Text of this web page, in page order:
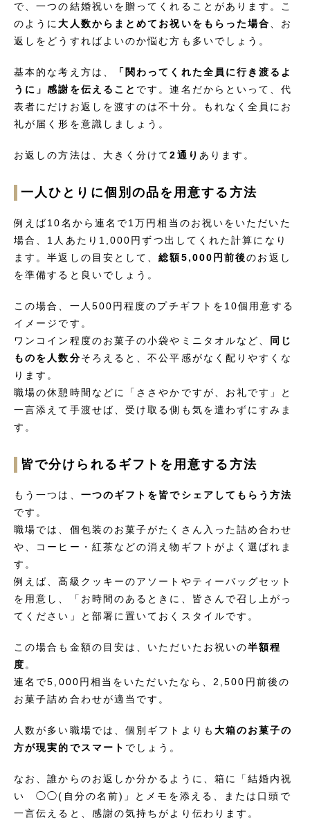
で、一つの結婚祝いを贈ってくれることがあります。こ
のように大人数からまとめてお祝いをもらった場合、お
返しをどうすればよいのか悩む方も多いでしょう。
基本的な考え方は、
「関わってくれた全員に行き渡るよ
うに」感謝を伝えること です。連名だからといって、代
表者にだけお返しを渡すのは不十分。もれなく全員にお
礼が届く形を意識しましょう。
お返しの方法は、大きく分けて2通り あります。
一人ひとりに個別の品を用意する方法
例えば10名から連名で1万円相当のお祝いをいただいた
場合、1人あたり1,000円ずつ出してくれた計算になり
ます。半返しの目安として、総額5,000円前後のお返し
を準備すると良いでしょう。
この場合、一人500円程度のプチギフトを10個用意する
イメージです。
ワンコイン程度のお菓子の小袋やミニタオルなど、
同じ
ものを人数分そろえると、不公平感がなく配りやすくな
ります。
職場の休憩時間などに「ささやかですが、お礼です」と
一言添えて手渡せば、受け取る側も気を遣わずにすみま
す。
皆で分けられるギフトを用意する方法
もう一つは、 一つのギフトを皆でシェアしてもらう方法
です。
職場では、個包装のお菓子がたくさん入った詰め合わせ
や、コーヒー・紅茶などの消え物ギフトがよく選ばれま
す。
例えば、高級クッキーのアソートやティーバッグセット
を用意し、「お時間のあるときに、皆さんで召し上がっ
てください」と部署に置いておくスタイルです。
この場合も金額の目安は、いただいたお祝いの半額程
度。
連名で5,000円相当をいただいたなら、2,500円前後の
お菓子詰め合わせが適当です。
人数が多い職場では、個別ギフトよりも 大箱のお菓子の
方が現実的でスマート でしょう。
なお、誰からのお返しか分かるように、箱に「結婚内祝
い ◯◯(自分の名前)」とメモを添える、または口頭で
一言伝えると、感謝の気持ちがより伝わります。